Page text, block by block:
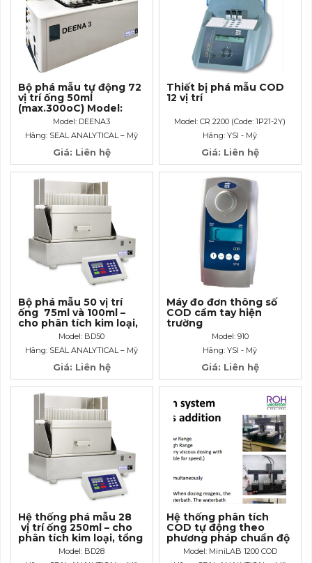
Bộ phá mẫu tự động 72
vị trí ống 50ml
(max.300oC) Model:
DEENA3Model: DEENA3
Hãng: SEAL ANALYTICAL – Mỹ
Giá: Liên hệ
Thiết bị phá mẫu COD
12 vị trí
Model: CR 2200 (Code: 1P21-2Y)
Hãng: YSI - Mỹ
Giá: Liên hệ
Bộ phá mẫu 50 vị trí
ống 75ml và 100ml –
cho phân tích kim loại,
tổng Kjeldahl, tổng
Model: BD50
Hãng: SEAL ANALYTICAL – Mỹ
Giá: Liên hệ
Máy đo đơn thông số
COD cầm tay hiện
trường
Model: 910
Hãng: YSI - Mỹ
Giá: Liên hệ
Hệ thống phá mẫu 28
vị trí ống 250ml – cho
phân tích kim loại, tổng
Kjeldahl, tổng Photpho,
Model: BD28
Hệ thống phân tích
COD tự động theo
phương pháp chuẩn độ
Dicromat ISO 6060
Model: MiniLAB 1200 COD